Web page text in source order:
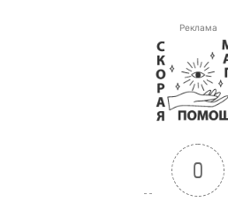
Реклама
0